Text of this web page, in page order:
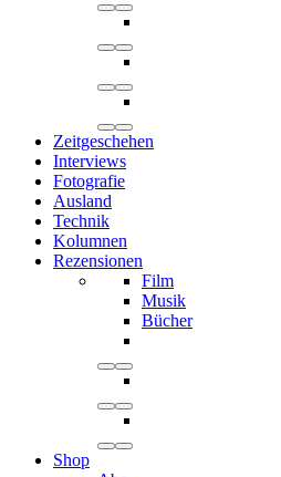
Zeitgeschehen
Interviews
Fotografie
Ausland
Technik
Kolumnen
Rezensionen
Film
Musik
Bücher
Shop